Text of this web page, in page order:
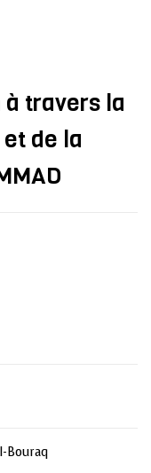
travers la
de la
Bouraq